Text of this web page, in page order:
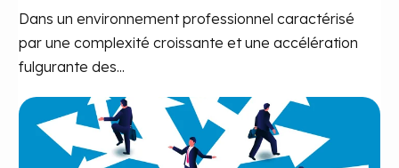
Dans un environnement professionnel caractérisé
par une complexité croissante et une accélération
fulgurante des...